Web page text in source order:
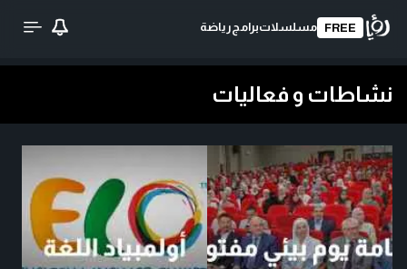
FREE مسلسلاتبرامج رياضة
نشاطات و فعاليات